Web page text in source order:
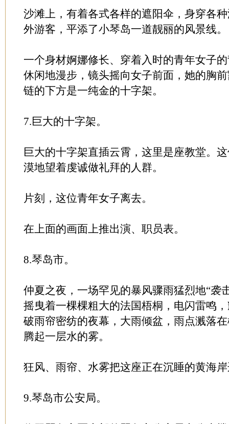
沙滩上，有着各式各样的遮阳伞，身穿各
外游客，平添了小琴岛一道靓丽的风景线。
一个身材婀娜修长、穿着入时的青年女子
休闲地漫步，镜头摇向女子前面，她的胸
链的下方是一纯金的十字架。
7.巨大的十字架。
巨大的十字架直插云霄，这里是座教堂。
漠地望着虔诚做礼拜的人群。
片刻，这位青年女子离去。
在上面的画面上推出演、职员表。
8.琴岛市。
仲夏之夜，一场罕见的暴风骤雨猛烈地“袭
摇曳着一棵棵粗大的法国梧桐，电闪雷鸣
破雨帘密纺的夜幕，大雨倾盆，雨点溅落
腾起一层水的雾。
狂风、雨帘、水雾把这座正在沉睡的黄海
9.琴岛市公安局。